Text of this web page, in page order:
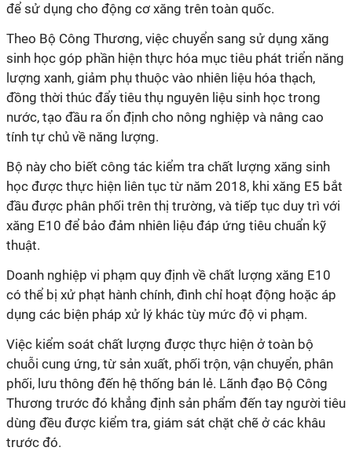
để sử dụng cho động cơ xăng trên toàn quốc.
Theo Bộ Công Thương, việc chuyển sang sử dụng xăng
sinh học góp phần hiện thực hóa mục tiêu phát triển năng
lượng xanh, giảm phụ thuộc vào nhiên liệu hóa thạch,
đồng thời thúc đẩy tiêu thụ nguyên liệu sinh học trong
nước, tạo đầu ra ổn định cho nông nghiệp và nâng cao
tính tự chủ về năng lượng.
Bộ này cho biết công tác kiểm tra chất lượng xăng sinh
học được thực hiện liên tục từ năm 2018, khi xăng E5 bắt
đầu được phân phối trên thị trường, và tiếp tục duy trì với
xăng E10 để bảo đảm nhiên liệu đáp ứng tiêu chuẩn kỹ
thuật.
Doanh nghiệp vi phạm quy định về chất lượng xăng E10
có thể bị xử phạt hành chính, đình chỉ hoạt động hoặc áp
dụng các biện pháp xử lý khác tùy mức độ vi phạm.
Việc kiểm soát chất lượng được thực hiện ở toàn bộ
chuỗi cung ứng, từ sản xuất, phối trộn, vận chuyển, phân
phối, lưu thông đến hệ thống bán lẻ. Lãnh đạo Bộ Công
Thương trước đó khẳng định sản phẩm đến tay người tiêu
dùng đều được kiểm tra, giám sát chặt chẽ ở các khâu
trước đó.